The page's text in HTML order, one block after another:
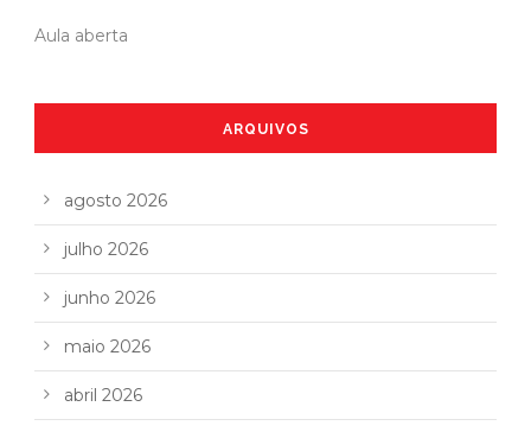
Aula aberta
ARQUIVOS
agosto 2026
julho 2026
junho 2026
maio 2026
abril 2026